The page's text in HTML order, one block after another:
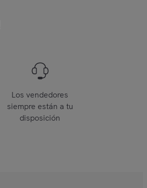
Los vendedores
siempre están a tu
disposición